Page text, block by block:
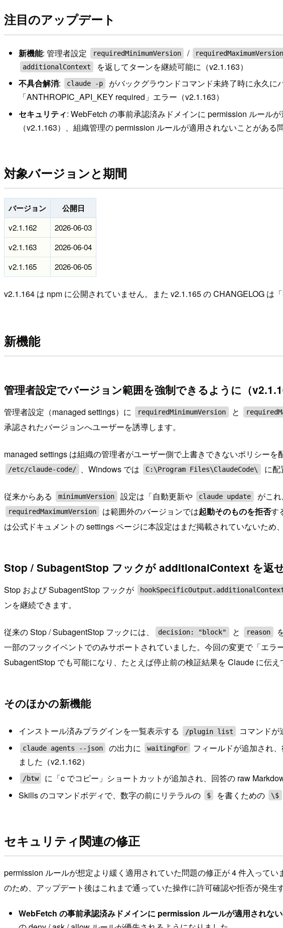
注目のアップデート
新機能: 管理者設定 requiredMinimumVersion / requiredMaximumVersion
additionalContext
を返してターンを継続可能に（v2.1.163）
不具合解消: claude -p がバックグラウンドコマンド未終了時に永久に
「ANTHROPIC_API_KEY required」エラー（v2.1.163）
セキュリティ: WebFetch の事前承認済みドメインに permission ルールが
（v2.1.163）、組織管理の permission ルールが適用されないことがある
対象バージョンと期間
バージョン 公開日
v2.1.162
2026-06-03
v2.1.163
2026-06-04
v2.1.165
2026-06-05
v2.1.164 は npm に公開されていません。また v2.1.165 の CHANGELOG は
新機能
管理者設定でバージョン範囲を強制できるように（
管理者設定（managed settings）に requiredMinimumVersion と
承認されたバージョンへユーザーを誘導します。
managed settings は組織の管理者がユーザー側で上書きできないポリシー
/etc/claude-code/ 、Windows では C:\Program Files\ClaudeCode\ に配
従来からある minimumVersion 設定は「自動更新や claude update がこ
requiredMaximumVersion は範囲外のバージョンでは起動そのものを拒否す
は公式ドキュメントの settings ページに本設定はまだ掲載されていないため
Stop / SubagentStop フックが additionalContext を返せ
Stop および SubagentStop フックが
ンを継続できます。
従来の Stop / SubagentStop フックには、 decision: "block" と reason
一部のフックイベントでのみサポートされていました。今回の変更で「エ
SubagentStop でも可能になり、たとえば停止前の検証結果を Claude に伝え
そのほかの新機能
インストール済みプラグインを一覧表示する /plugin list コマンドが
claude agents --json の出力に waitingFor
フィールドが追加され
ました（v2.1.162）
/btw
に「c でコピー」ショートカットが追加され、回答の raw
Skills のコマンドボディで、数字の前にリテラルの
$ を書くための \$
セキュリティ関連の修正
permission ルールが想定より緩く適用されていた問題の修正が 4 件入って
のため、アップデート後はこれまで通っていた操作に許可確認や拒否が発生
WebFetch の事前承認済みドメインに permission ルールが適用されな